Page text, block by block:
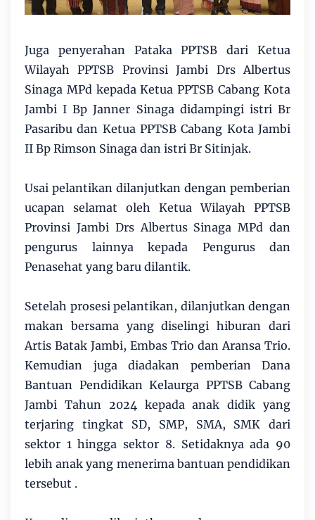
Juga penyerahan Pataka PPTSB dari Ketua
Wilayah PPTSB Provinsi Jambi Drs Albertus
Sinaga MPd kepada Ketua PPTSB Cabang Kota
Jambi I Bp Janner Sinaga didampingi istri Br
Pasaribu dan Ketua PPTSB Cabang Kota Jambi
II Bp Rimson Sinaga dan istri Br Sitinjak.
Usai pelantikan dilanjutkan dengan pemberian
ucapan selamat oleh Ketua Wilayah PPTSB
Provinsi Jambi Drs Albertus Sinaga MPd dan
pengurus lainnya kepada Pengurus dan
Penasehat yang baru dilantik.
Setelah prosesi pelantikan, dilanjutkan dengan
makan bersama yang diselingi hiburan dari
Artis Batak Jambi, Embas Trio dan Aransa Trio.
Kemudian juga diadakan pemberian Dana
Bantuan Pendidikan Kelaurga PPTSB Cabang
Jambi Tahun 2024 kepada anak didik yang
terjaring tingkat SD, SMP, SMA, SMK dari
sektor 1 hingga sektor 8. Setidaknya ada 90
lebih anak yang menerima bantuan pendidikan
tersebut .